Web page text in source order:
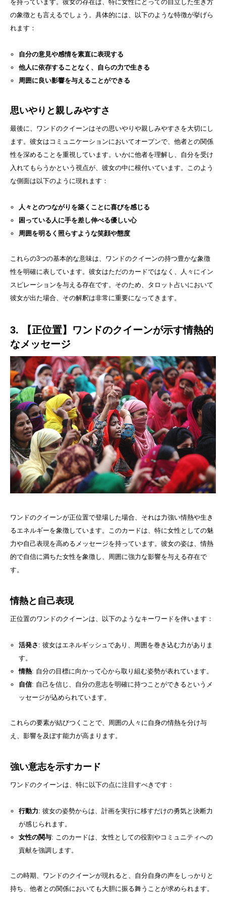
を持っています。彼女の存在は、特に女性にとっての自立した生き方
の象徴とも言えるでしょう。具体的には、以下のような特徴が挙げら
れます：
自分の意見や感情を素直に表現する
他人に依存することなく、自らの力で生きる
周囲に良い影響を与えることができる
思いやりと親しみやすさ
最後に、ワンドのクイーンはその思いやりや親しみやすさを大切にし
ます。彼女はコミュニケーションにおいてオープンで、他者との関係
性を深めることを重視しています。いかに他者を理解し、自分を受け
入れてもらうかという視点が、彼女の中に根付いています。このよう
な側面は以下のように現れます：
人々とのつながりを築くことに喜びを感じる
困っている人に手を差し伸べる優しい心
周囲を明るく照らすような笑顔や態度
これらの3つの基本的な意味は、ワンドのクイーンの持つ豊かな象徴
性を明確に表しています。彼女はただのカードではなく、人々にイン
スピレーションを与える存在です。そのため、タロット占いにおいて
彼女が出た場合、その解釈は非常に重要になってきます。
3. 【正位置】ワンドのクイーンが示す情熱的
なメッセージ
ワンドのクイーンが正位置で登場した場合、それは力強い情熱や生き
るエネルギーを象徴しています。このカードは、特に女性としての魅
力や自己表現を高めるメッセージを持っています。彼女の姿は、情熱
的で自信に満ちた女性を象徴し、周囲に強力な影響を与える存在で
す。
情熱と自己表現
正位置のワンドのクイーンは、以下のようなキーワードを伴います：
活発さ : 彼女はエネルギッシュであり、周囲を巻き込む力がありま
す。
情熱: 自分の目標に向かって心から取り組む姿勢が表れています。
自信: 自己を信じ、自分の意志を明確に持つことができるというメ
ッセージが込められています。
これらの要素が結びつくことで、周囲の人々に自身の情熱を分け与
え、影響を及ぼす能力が高まります。
強い意志を示すカード
ワンドのクイーンは、特に以下の点に注目すべきです：
行動力: 彼女の姿勢からは、計画を実行に移すだけの勇気と決断力
が感じられます。
女性の関与: このカードは、女性としての役割やコミュニティへの
貢献を強調します。
この時期、ワンドのクイーンが現れると、自分自身の声をしっかりと
持ち、他者との関係においても大胆に振る舞うことが求められます。